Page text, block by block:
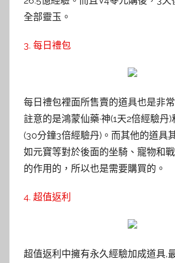
全部靈玉。
3. 每日禮包
每日禮包裡面所售賣的道具也是非
註意的是鴻蒙仙藥·神(1天2倍經驗丹)
(30分鐘3倍經驗丹)。而其他的道具
如元寶等對於後面的坐騎、寵物和
的作用的，所以也是需要購買的。
4. 超值返利
超值返利中擁有永久經驗加成道具,